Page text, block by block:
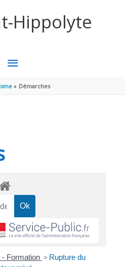
Hippolyte
MENU
PRINCIPAL
Démarches
- Formation > Rupture du